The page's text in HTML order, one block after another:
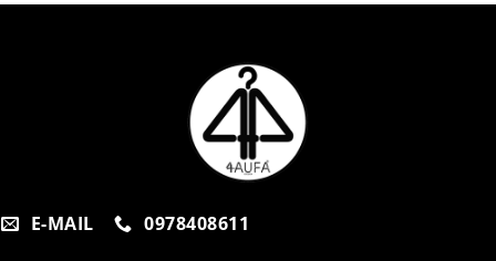
E-MAIL 0978408611